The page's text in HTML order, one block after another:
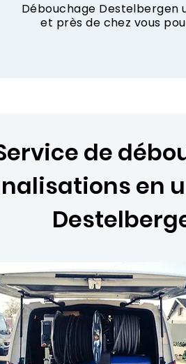
Débouchage Destelbergen
et près de chez vous
de
en